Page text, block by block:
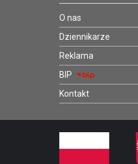
O nas
Dziennikarze
Reklama
BIP
Kontakt